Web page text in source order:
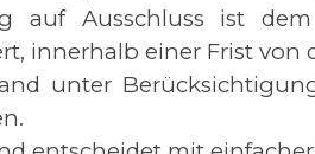
auf Ausschluss ist
innerhalb einer Frist von
unter